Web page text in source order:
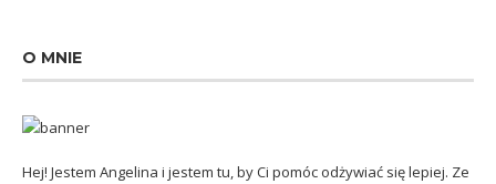
O MNIE
Hej! Jestem Angelina i jestem tu, by Ci pomóc odżywiać się lepiej. Ze